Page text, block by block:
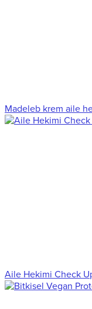
Madeleb krem aile
Aile Hekimi Check